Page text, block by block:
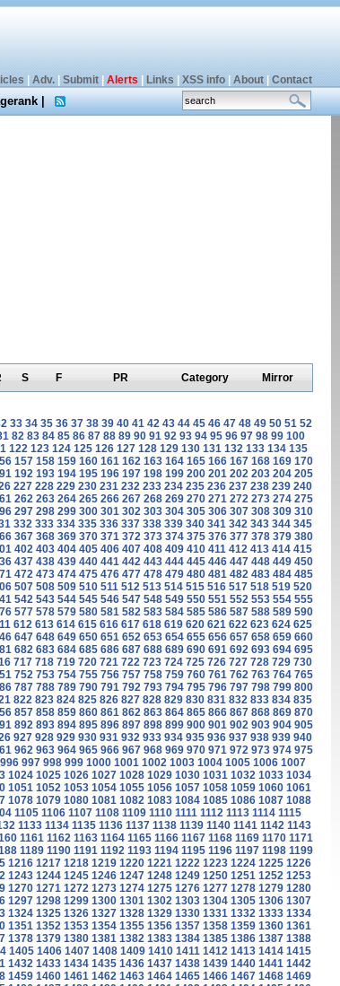
Adv.| Submit| Alerts Links XSS info| About| Contact
|
S F PR Category Mirror
33 34 35 36 37 38 39 40 41 42 43 44 45 46 47 48 49 50 51 52
82 83 84 85 86 87 88 89 90 91 92 93 94 95 96 97 98 99 100
122 123 124 125 126 127 128 129 130 131 132 133 134 135
157 158 159 160 161 162 163 164 165 166 167 168 169 170
192 193 194 195 196 197 198 199 200 201 202 203 204 205
227 228 229 230 231 232 233 234 235 236 237 238 239 240
262 263 264 265 266 267 268 269 270 271 272 273 274 275
297 298 299 300 301 302 303 304 305 306 307 308 309 310
332 333 334 335 336 337 338 339 340 341 342 343 344 345
367 368 369 370 371 372 373 374 375 376 377 378 379 380
402 403 404 405 406 407 408 409 410 411 412 413 414 415
437 438 439 440 441 442 443 444 445 446 447 448 449 450
472 473 474 475 476 477 478 479 480 481 482 483 484 485
507 508 509 510 511 512 513 514 515 516 517 518 519 520
542 543 544 545 546 547 548 549 550 551 552 553 554 555
577 578 579 580 581 582 583 584 585 586 587 588 589 590
612 613 614 615 616 617 618 619 620 621 622 623 624 625
647 648 649 650 651 652 653 654 655 656 657 658 659 660
682 683 684 685 686 687 688 689 690 691 692 693 694 695
717 718 719 720 721 722 723 724 725 726 727 728 729 730
752 753 754 755 756 757 758 759 760 761 762 763 764 765
787 788 789 790 791 792 793 794 795 796 797 798 799 800
822 823 824 825 826 827 828 829 830 831 832 833 834 835
857 858 859 860 861 862 863 864 865 866 867 868 869 870
892 893 894 895 896 897 898 899 900 901 902 903 904 905
927 928 929 930 931 932 933 934 935 936 937 938 939 940
962 963 964 965 966 967 968 969 970 971 972 973 974 975
996 997 998 999 1000 1001 1002 1003 1004 1005 1006 1007
1024 1025 1026 1027 1028 1029 1030 1031 1032 1033 1034
1051 1052 1053 1054 1055 1056 1057 1058 1059 1060 1061
1078 1079 1080 1081 1082 1083 1084 1085 1086 1087 1088
1105 1106 1107 1108 1109 1110 1111 1112 1113 1114 1115
1133 1134 1135 1136 1137 1138 1139 1140 1141 1142 1143
1161 1162 1163 1164 1165 1166 1167 1168 1169 1170 1171
1189 1190 1191 1192 1193 1194 1195 1196 1197 1198 1199
1216 1217 1218 1219 1220 1221 1222 1223 1224 1225 1226
1243 1244 1245 1246 1247 1248 1249 1250 1251 1252 1253
1270 1271 1272 1273 1274 1275 1276 1277 1278 1279 1280
1297 1298 1299 1300 1301 1302 1303 1304 1305 1306 1307
1324 1325 1326 1327 1328 1329 1330 1331 1332 1333 1334
1351 1352 1353 1354 1355 1356 1357 1358 1359 1360 1361
1378 1379 1380 1381 1382 1383 1384 1385 1386 1387 1388
1405 1406 1407 1408 1409 1410 1411 1412 1413 1414 1415
1432 1433 1434 1435 1436 1437 1438 1439 1440 1441 1442
1459 1460 1461 1462 1463 1464 1465 1466 1467 1468 1469